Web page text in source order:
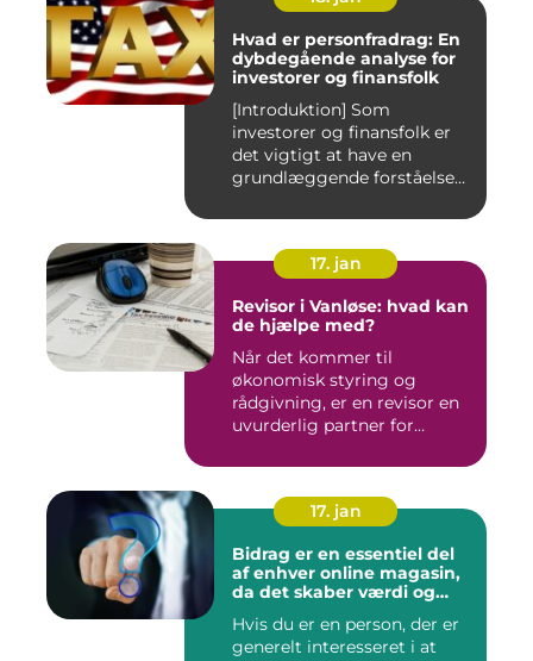
Hvad er personfradrag: En
dybdegående analyse for
investorer og finansfolk
[Introduktion] Som
investorer og finansfolk er
det vigtigt at have en
grundlæggende forståelse
17. jan
Revisor i Vanløse: hvad kan
de hjælpe med?
Når det kommer til
økonomisk styring og
rådgivning, er en revisor en
uvurderlig partner for
17. jan
Bidrag er en essentiel del
af enhver online magasin,
da det skaber værdi og
engagerer læsere og
bidragsydere
Hvis du er en person, der er
generelt interesseret i at